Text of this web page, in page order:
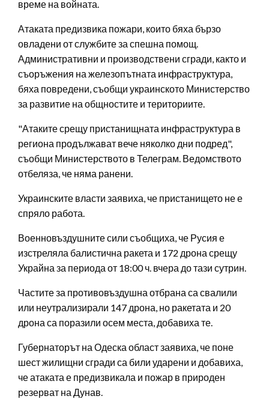
време на войната.
Атаката предизвика пожари, които бяха бързо
овладени от службите за спешна помощ.
Административни и производствени сгради, както и
съоръжения на железопътната инфраструктура,
бяха повредени, съобщи украинското Министерство
за развитие на общностите и териториите.
"Атаките срещу пристанищната инфраструктура в
региона продължават вече няколко дни подред",
съобщи Министерството в Телеграм. Ведомството
отбеляза, че няма ранени.
Украинските власти заявиха, че пристанището не е
спряло работа.
Военновъздушните сили съобщиха, че Русия е
изстреляла балистична ракета и 172 дрона срещу
Украйна за периода от 18:00 ч. вчера до тази сутрин.
Частите за противовъздушна отбрана са свалили
или неутрализирали 147 дрона, но ракетата и 20
дрона са поразили осем места, добавиха те.
Губернаторът на Одеска област заявиха, че поне
шест жилищни сгради са били ударени и добавиха,
че атаката е предизвикала и пожар в природен
резерват на Дунав.